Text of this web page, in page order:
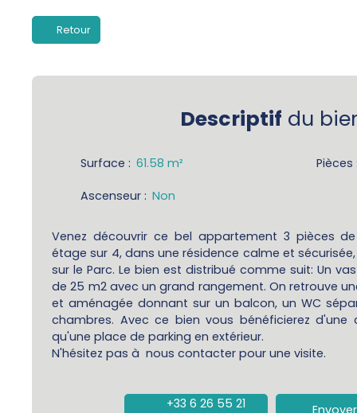
Retour
Descriptif du
Surface : 61.58 m² Pièces
Ascenseur : Non
Venez découvrir ce bel appartement 3 pièces
étage sur 4, dans une résidence calme et
sur le Parc. Le bien est distribué comme suit: Un
de 25 m2 avec un grand rangement. On retrouve
et aménagée donnant sur un balcon, un WC
chambres. Avec ce bien vous bénéficierez
qu'une place de parking en extérieur.
N'hésitez pas à nous contacter pour une visite.
+33 6 26 55 21